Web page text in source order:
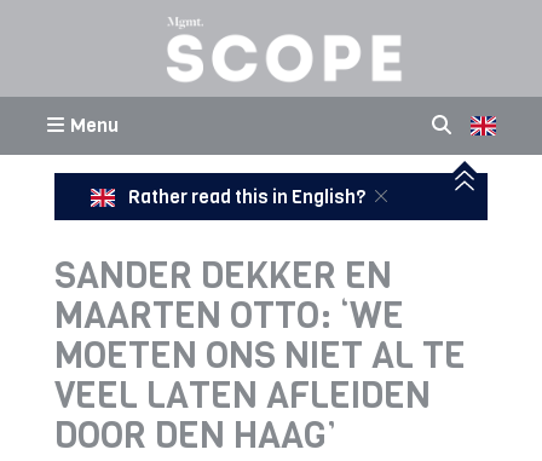
Menu
Rather read this in English?
SANDER DEKKER EN
MAARTEN OTTO: ‘WE
MOETEN ONS NIET AL TE
VEEL LATEN AFLEIDEN
DOOR DEN HAAG’